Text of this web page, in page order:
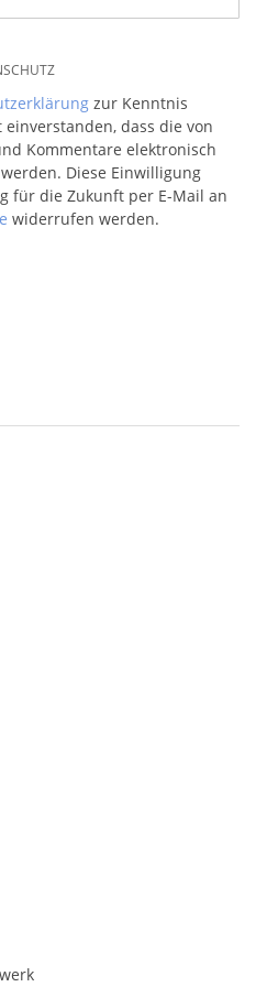
zur Kenntnis
dass die von
Kommentare elektronisch
Diese Einwilligung
für die Zukunft per E-Mail an
widerrufen werden.